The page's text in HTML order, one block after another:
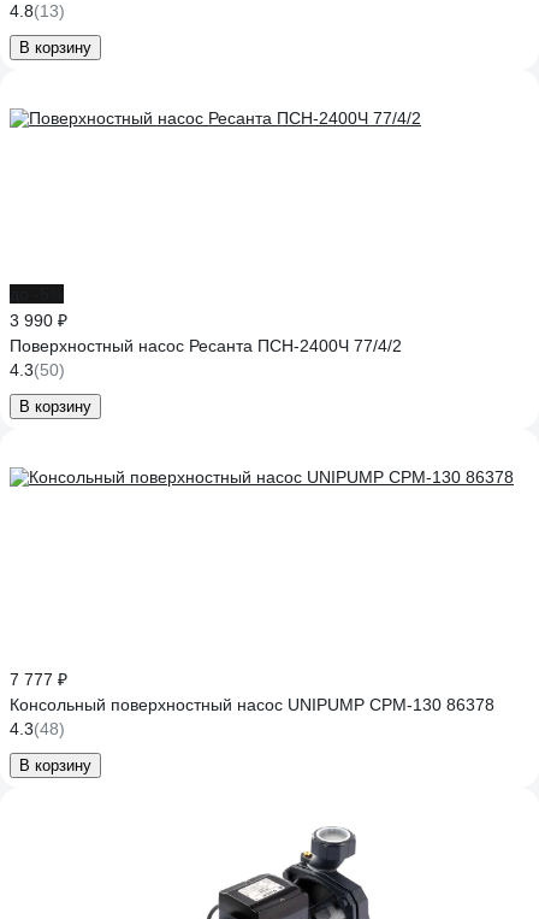
4.8(13)
В корзину
3 990 ₽
Поверхностный насос Ресанта ПСН-2400Ч 77/4/2
4.3(50)
В корзину
7 777 ₽
Консольный поверхностный насос UNIPUMP CPM-130 86378
4.3(48)
В корзину